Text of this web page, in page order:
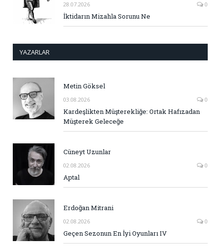
28.07.2026 0
İktidarın Mizahla Sorunu Ne
YAZARLAR
Metin Göksel
03.08.2026 0
Kardeşlikten Müşterekliğe: Ortak Hafızadan
Müşterek Geleceğe
Cüneyt Uzunlar
02.08.2026 0
Aptal
Erdoğan Mitrani
02.08.2026 0
Geçen Sezonun En İyi Oyunları IV